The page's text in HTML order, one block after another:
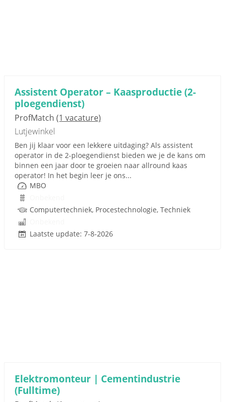
Assistent Operator – Kaasproductie (2-
ploegendienst)
ProfMatch (1 vacature)
Lutjewinkel
Ben jij klaar voor een lekkere uitdaging? Als assistent
operator in de 2-ploegendienst bieden we je de kans om
binnen een jaar door te groeien naar allround kaas
operator! In het begin leer je ons...
MBO
Computertechniek, Procestechnologie, Techniek
Laatste update: 7-8-2026
Elektromonteur | Cementindustrie
(Fulltime)